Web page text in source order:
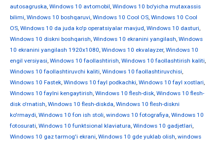
autosagruska, Windows 10 avtomobil, Windows 10 bo'yicha mutaxassis
bilimi, Windows 10 boshqaruvi, Windows 10 Cool OS, Windows 10 Cool
OS, Windows 10 da juda ko'p operatsiyalar mavjud, Windows 10 dasturi,
Windows 10 diskni boshqarish, Windows 10 ekranini yangilash, Windows
10 ekranini yangilash 1920x1080, Windows 10 ekvalayzer, Windows 10
engil versiyasi, Windows 10 faollashtirish, Windows 10 faollashtirish kaliti,
Windows 10 faollashtiruvchi kaliti, Windows 10 faollashtiruvchisi,
Windows 10 Fastek, Windows 10 fayl podkachki, Windows 10 fayl xostlari,
Windows 10 faylni kengaytirish, Windows 10 flesh-disk, Windows 10 flesh-
disk o'rnatish, Windows 10 flesh-diskda, Windows 10 flesh-diskni
ko'rmaydi, Windows 10 fon ish stoli, windows 10 fotografiya, Windows 10
fotosurati, Windows 10 funktsional klaviatura, Windows 10 gadjetlari,
Windows 10 gaz tarmog'i ekrani, Windows 10 gde yuklab olish, windows